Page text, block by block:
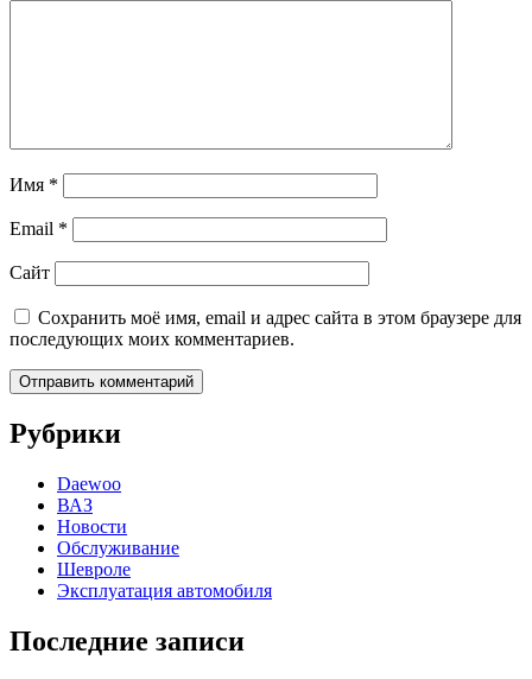
Имя *
Email *
Сайт
Сохранить моё имя, email и адрес сайта в этом браузере для
последующих моих комментариев.
Рубрики
Daewoo
ВАЗ
Новости
Обслуживание
Шевроле
Эксплуатация автомобиля
Последние записи